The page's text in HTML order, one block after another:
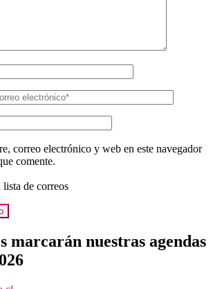
correo electrónico y web en este navegador
comente.
lista de correos
marcarán nuestras agendas